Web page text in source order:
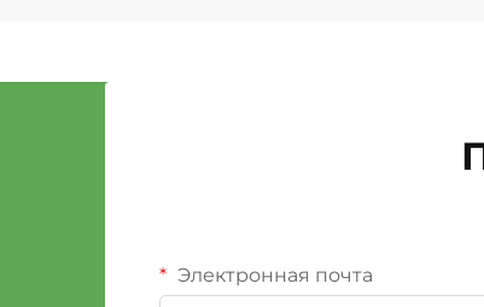
Электронная почта